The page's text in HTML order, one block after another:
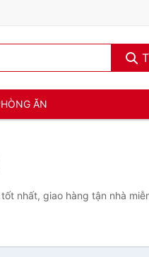
ĂN
nhất, giao hàng tận nhà